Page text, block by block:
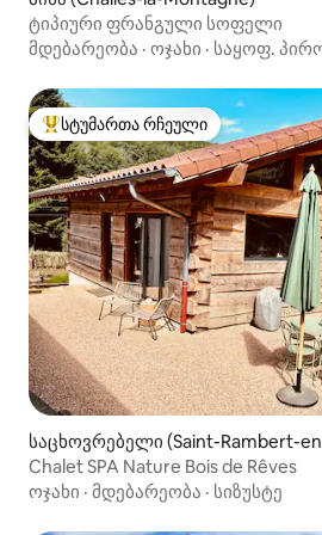
ტიპიური ფრანგული სოფელი
მდებარეობა · ოჯახი · საყოფ.
სტუმართა რჩეული მოწინავე
სტუმართა რჩეული
საცხოვრებელი (Saint-Rambert-
Chalet SPA Nature Bois de Rêves
ოჯახი · მდებარეობა · სიზუსტე